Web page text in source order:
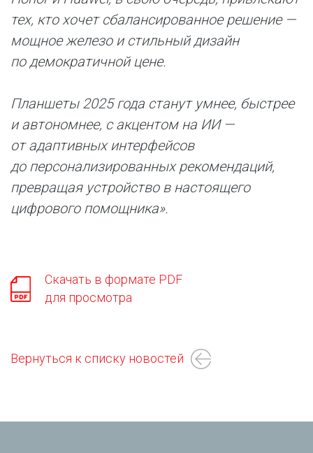
тех, кто хочет сбалансированное решение —
мощное железо и стильный дизайн
по демократичной цене.
Планшеты 2025 года станут умнее, быстрее
и автономнее, с акцентом на ИИ —
от адаптивных интерфейсов
до персонализированных рекомендаций,
превращая устройство в настоящего
цифрового помощника».
Скачать в формате PDF
для просмотра
Вернуться к списку новостей